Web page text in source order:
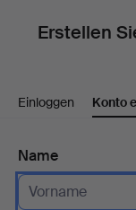
Erstellen
Einloggen Konto
Name